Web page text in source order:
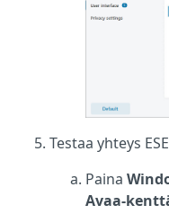
Testaa yhteys
Paina
Avaa-